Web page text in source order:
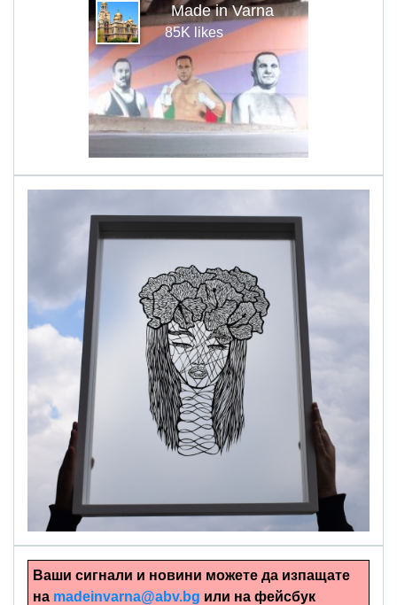
Made in Varna
85K likes
Ръчно изрязани картини
Ваши сигнали и новини можете да изпащате
на madeinvarna@abv.bg или на фейсбук